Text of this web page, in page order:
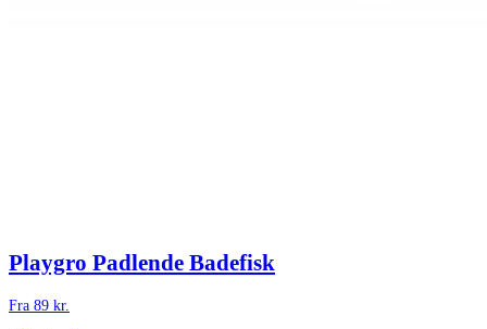
Playgro Padlende Badefisk
Fra 89 kr.